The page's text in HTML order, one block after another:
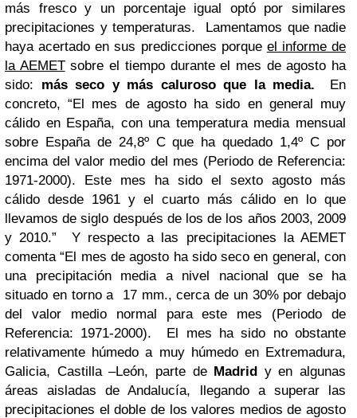
más fresco y un porcentaje igual optó por similares
precipitaciones y temperaturas. Lamentamos que nadie
haya acertado en sus predicciones porque el informe de
la AEMETsobre el tiempo durante el mes de agosto ha
sido: más seco y más caluroso que la media. En
concreto, “El mes de agosto ha sido en general muy
cálido en España, con una temperatura media mensual
sobre España de 24,8º C que ha quedado 1,4º C por
encima del valor medio del mes (Periodo de Referencia:
1971-2000). Este mes ha sido el sexto agosto más
cálido desde 1961 y el cuarto más cálido en lo que
llevamos de siglo después de los de los años 2003, 2009
y 2010.” Y respecto a las precipitaciones la AEMET
comenta “El mes de agosto ha sido seco en general, con
una precipitación media a nivel nacional que se ha
situado en torno a 17 mm., cerca de un 30% por debajo
del valor medio normal para este mes (Periodo de
Referencia: 1971-2000). El mes ha sido no obstante
relativamente húmedo a muy húmedo en Extremadura,
Galicia, Castilla –León, parte de Madrid y en algunas
áreas aisladas de Andalucía, llegando a superar las
precipitaciones el doble de los valores medios de agosto